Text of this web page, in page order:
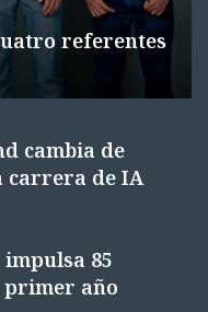
referentes
cambia de
carrera de IA
85
primer año